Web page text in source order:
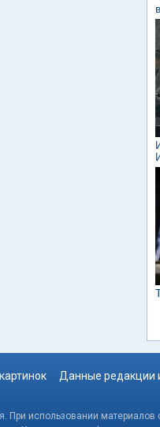
Данные редакции
использовании материалов